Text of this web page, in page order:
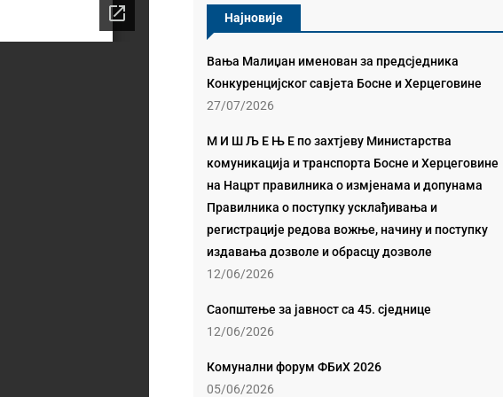
Најновије
Вања Малиџан именован за предсједника
Конкуренцијског савјета Босне и Херцеговине
27/07/2026
М И Ш Љ Е Њ Е по захтјеву Министарства
комуникација и транспорта Босне и Херцеговине
на Нацрт правилника о измјенама и допунама
Правилника о поступку усклађивања и
регистрације редова вожње, начину и поступку
издавања дозволе и обрасцу дозволе
12/06/2026
Саопштење за јавност са 45. сједнице
12/06/2026
Комунални форум ФБиХ 2026
05/06/2026